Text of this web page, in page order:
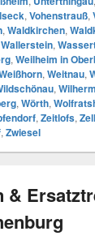
, Vohenstrauß,
, Waldkirchen,
Wallerstein,
, Weilheim in
, Weitnau,
,
, Wörth,
, Zeitlofs,
, Zwiesel
&